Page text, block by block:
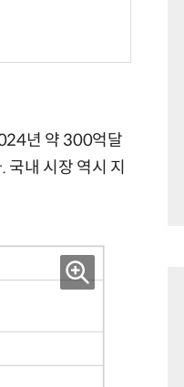
년 약 300억달
내 시장 역시 지